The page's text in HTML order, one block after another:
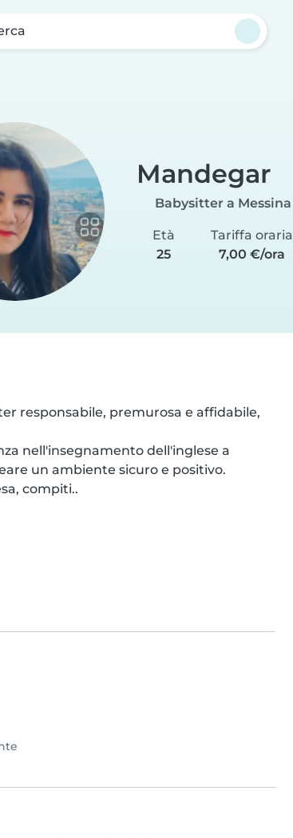
Mandegar
Babysitter a Messina
Età
25
Tariffa oraria
7,00 €/ora
responsabile, premurosa e affidabile,
nell'insegnamento dell'inglese a
un ambiente sicuro e positivo.
compiti..